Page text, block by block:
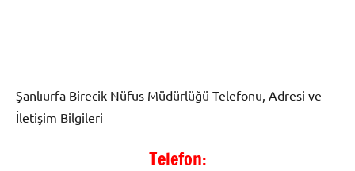
Şanlıurfa Birecik Nüfus Müdürlüğü Telefonu, Adresi ve
İletişim Bilgileri
Telefon: